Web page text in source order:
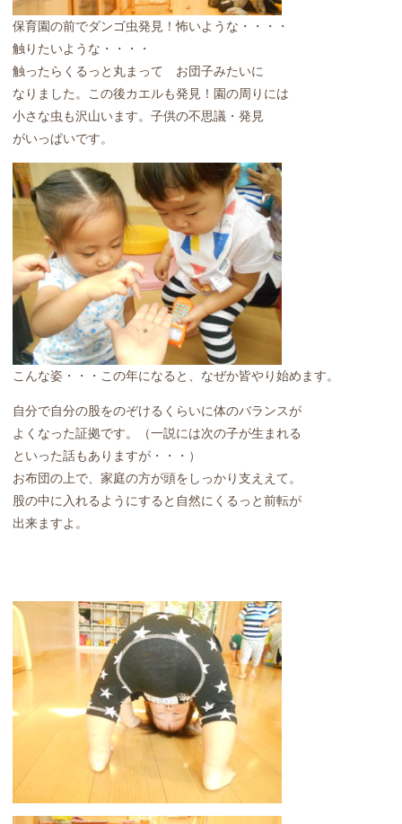
保育園の前でダンゴ虫発見！怖いような・・・・
触りたいような・・・・
触ったらくるっと丸まって お団子みたいに
なりました。この後カエルも発見！園の周りには
小さな虫も沢山います。子供の不思議・発見
がいっぱいです。
こんな姿・・・この年になると、なぜか皆やり始めます。
自分で自分の股をのぞけるくらいに体のバランスが
よくなった証拠です。（一説には次の子が生まれる
といった話もありますが・・・）
お布団の上で、家庭の方が頭をしっかり支ええて。
股の中に入れるようにすると自然にくるっと前転が
出来ますよ。